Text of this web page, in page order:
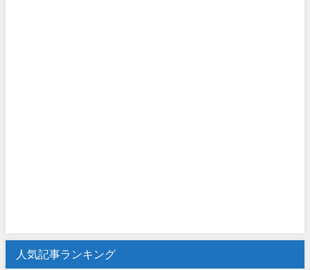
人気記事ランキング